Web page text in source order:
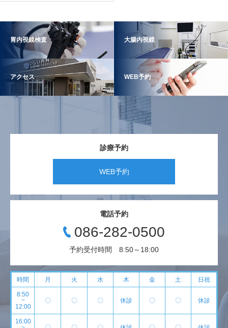
胃内視鏡検査 大腸内視鏡
アクセス WEB予約
診療予約
WEB予約
電話予約
086-282-0500
予約受付時間 8:50～18:00
時間 月 火 水 木 金 土 日祝
8:50
~
12:00
〇 〇 〇 休診 〇 〇 休診
16:00